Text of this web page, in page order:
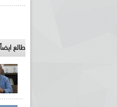
طالع ايضاً